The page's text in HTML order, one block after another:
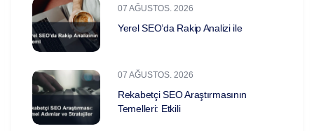
07 AĞUSTOS. 2026
Yerel SEO’da Rakip Analizi ile
07 AĞUSTOS. 2026
Rekabetçi SEO Araştırmasının
Temelleri: Etkili